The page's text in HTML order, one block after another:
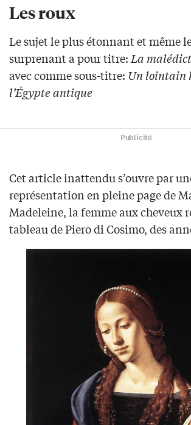
Les roux
Le sujet le plus étonnant et même
surprenant a pour titre: La
avec comme sous-titre: Un lointain
l’Égypte antique
Publicité
Cet article inattendu s’ouvre par
représentation en pleine page de
Madeleine, la femme aux cheveux
tableau de Piero di Cosimo, des